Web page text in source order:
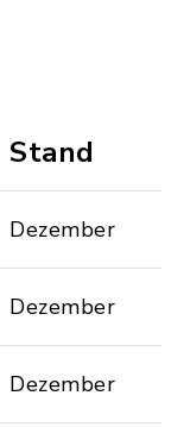
Stand
Dezember
Dezember
Dezember